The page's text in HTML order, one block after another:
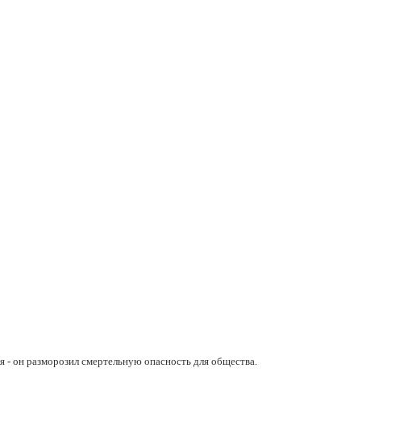
он разморозил смертельную опасность для общества.